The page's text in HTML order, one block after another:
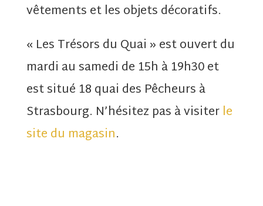
vêtements et les objets décoratifs.
« Les Trésors du Quai » est ouvert du
mardi au samedi de 15h à 19h30 et
est situé 18 quai des Pêcheurs à
Strasbourg. N’hésitez pas à visiterle
site du magasin.